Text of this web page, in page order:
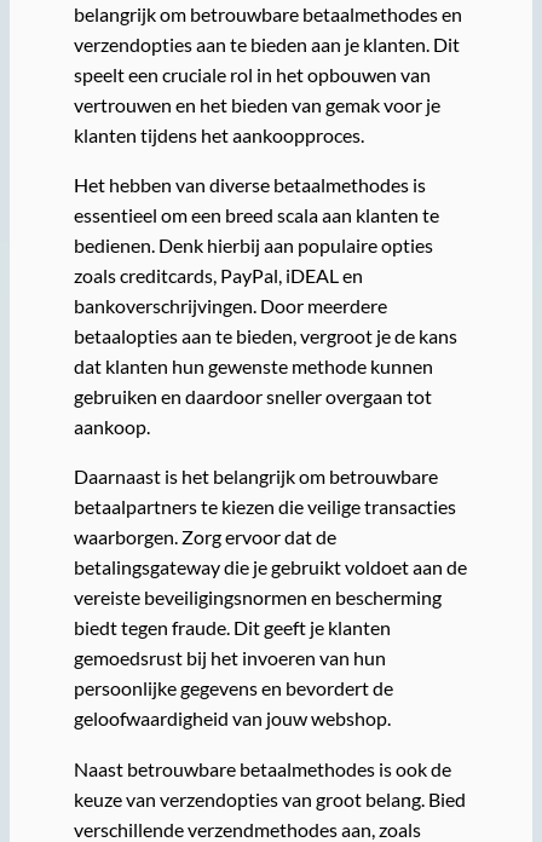
belangrijk om betrouwbare betaalmethodes en
verzendopties aan te bieden aan je klanten. Dit
speelt een cruciale rol in het opbouwen van
vertrouwen en het bieden van gemak voor je
klanten tijdens het aankoopproces.
Het hebben van diverse betaalmethodes is
essentieel om een breed scala aan klanten te
bedienen. Denk hierbij aan populaire opties
zoals creditcards, PayPal, iDEAL en
bankoverschrijvingen. Door meerdere
betaalopties aan te bieden, vergroot je de kans
dat klanten hun gewenste methode kunnen
gebruiken en daardoor sneller overgaan tot
aankoop.
Daarnaast is het belangrijk om betrouwbare
betaalpartners te kiezen die veilige transacties
waarborgen. Zorg ervoor dat de
betalingsgateway die je gebruikt voldoet aan de
vereiste beveiligingsnormen en bescherming
biedt tegen fraude. Dit geeft je klanten
gemoedsrust bij het invoeren van hun
persoonlijke gegevens en bevordert de
geloofwaardigheid van jouw webshop.
Naast betrouwbare betaalmethodes is ook de
keuze van verzendopties van groot belang. Bied
verschillende verzendmethodes aan, zoals